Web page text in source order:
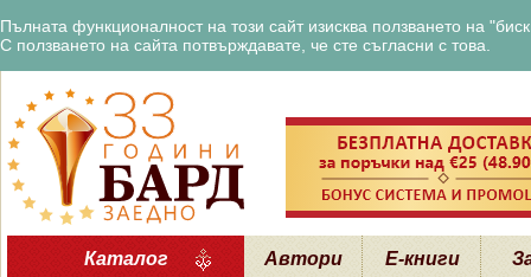
Пълната функционалност на този сайт изисква ползването на
С ползването на сайта потвърждавате, че сте съгласни с това.
Каталог Автори Е-книги